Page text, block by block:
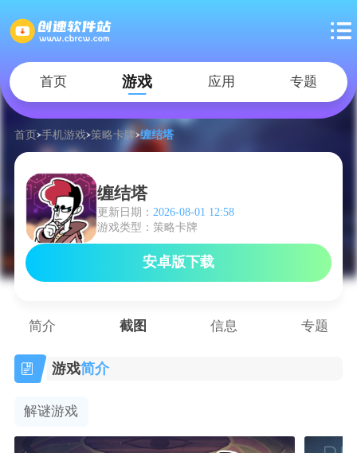
首页 游戏 应用 专题
首页 手机游戏 策略卡牌 缠结塔
缠结塔
更新日期： 2026-08-01 12:58
游戏类型：策略卡牌
安卓版下载
简介 截图 信息 专题
游戏简介
解谜游戏